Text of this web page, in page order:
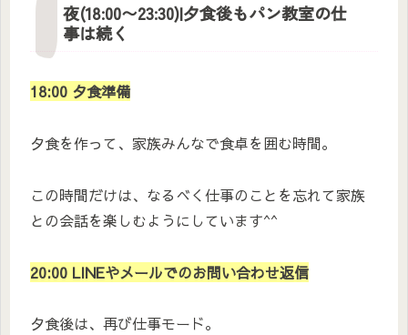
夜(18:00〜23:30)|夕食後もパン教室の仕
事は続く
18:00 夕食準備
夕食を作って、家族みんなで食卓を囲む時間。
この時間だけは、なるべく仕事のことを忘れて家族
との会話を楽しむようにしています^^
20:00 LINEやメールでのお問い合わせ返信
夕食後は、再び仕事モード。